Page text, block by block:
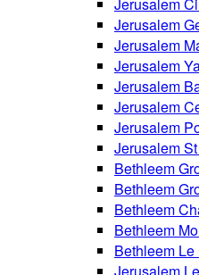
Jerusalem
Jerusalem
Jerusalem
Jerusalem
Jerusalem
Jerusalem
Jerusalem
Jerusalem
Bethleem
Bethleem
Bethleem
Bethleem
Bethleem Le